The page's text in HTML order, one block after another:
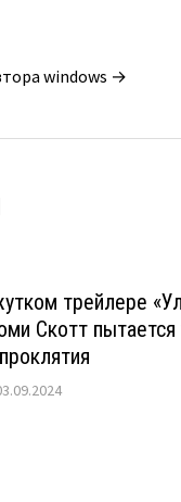
windows →
трейлере
Скотт